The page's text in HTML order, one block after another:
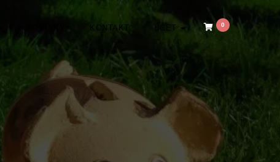
0
KONTAKT ÚČET